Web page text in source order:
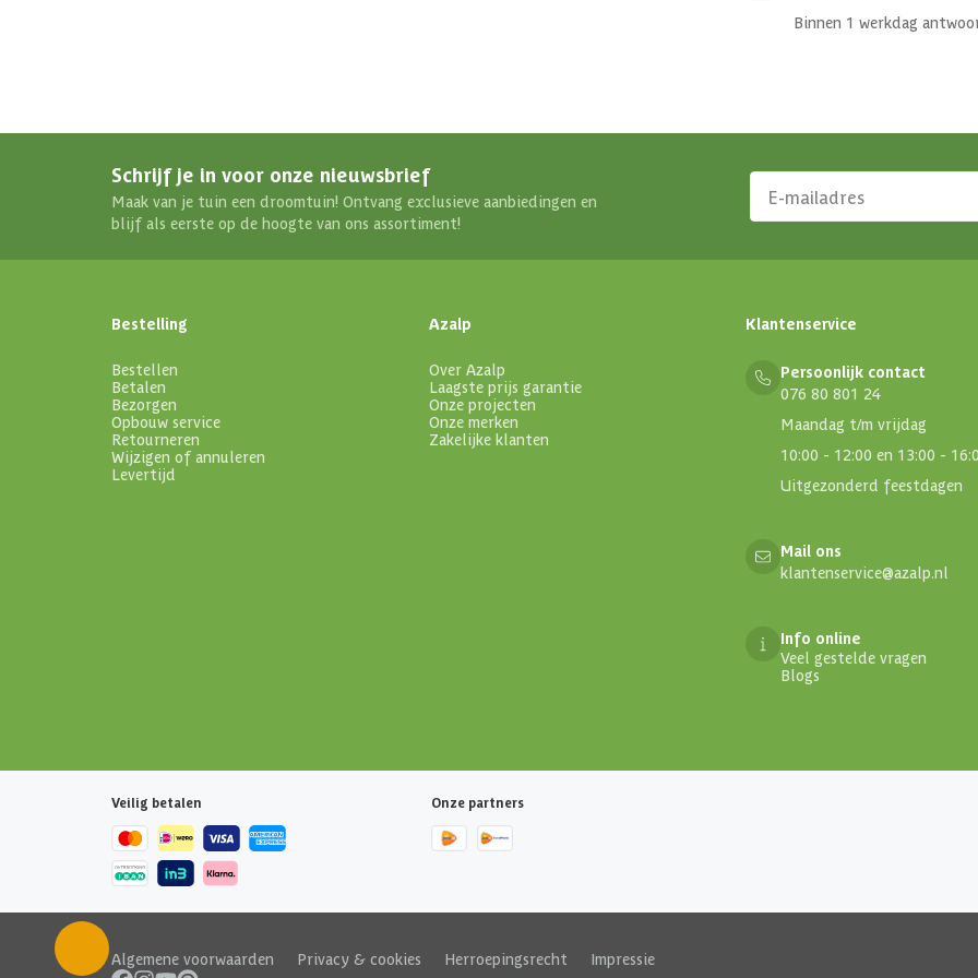
Binnen 1 werkdag
Schrijf je in voor onze nieuwsbrief
Maak van je tuin een droomtuin! Ontvang exclusieve aanbiedingen en
blijf als eerste op de hoogte van ons assortiment!
Bestelling
Bestellen
Betalen
Bezorgen
Opbouw service
Retourneren
Wijzigen of annuleren
Levertijd
Azalp
Over Azalp
Laagste prijs garantie
Onze projecten
Onze merken
Zakelijke klanten
Klantenservice
Persoonlijk contact
076 80 801 24
Maandag t/m vrijdag
10:00 - 12:00 en 13:00 -
Uitgezonderd feestdagen
Mail ons
klantenservice@azalp.nl
Info online
Veel gestelde vragen
Blogs
Veilig betalen Onze partners
Algemene voorwaarden Privacy & cookies Herroepingsrecht Impressie